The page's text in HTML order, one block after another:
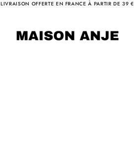
LIVRAISON OFFERTE EN FRANCE À PARTIR DE 39 €
Maison Anje